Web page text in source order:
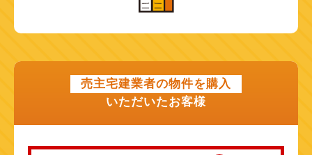
売主宅建業者の物件を購入
いただいたお客様